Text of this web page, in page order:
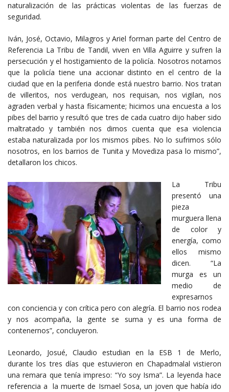
naturalización de las prácticas violentas de las fuerzas de
seguridad.
Iván, José, Octavio, Milagros y Ariel forman parte del Centro de
Referencia La Tribu de Tandil, viven en Villa Aguirre y sufren la
persecución y el hostigamiento de la policía. Nosotros notamos
que la policía tiene una accionar distinto en el centro de la
ciudad que en la periferia donde está nuestro barrio. Nos tratan
de villeritos, nos verdugean, nos requisan, nos vigilan, nos
agraden verbal y hasta físicamente; hicimos una encuesta a los
pibes del barrio y resultó que tres de cada cuatro dijo haber sido
maltratado y también nos dimos cuenta que esa violencia
estaba naturalizada por los mismos pibes. No lo sufrimos sólo
nosotros, en los barrios de Tunita y Movediza pasa lo mismo”,
detallaron los chicos.
La Tribu
presentó una
pieza
murguera llena
de color y
energía, como
ellos mismo
dicen. “La
murga es un
medio de
expresarnos
con conciencia y con crítica pero con alegría. El barrio nos rodea
y nos acompaña, la gente se suma y es una forma de
contenernos”, concluyeron.
Leonardo, Josué, Claudio estudian en la ESB 1 de Merlo,
durante los tres días que estuvieron en Chapadmalal vistieron
una remara que tenía impreso: “Yo soy Isma”. La leyenda hace
referencia a la muerte de Ismael Sosa, un joven que había ido